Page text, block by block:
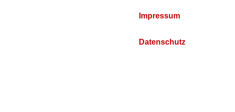
Impressum
Datenschutz